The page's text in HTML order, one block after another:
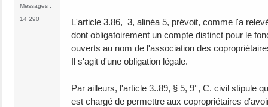
Messages :
14 290
L'article 3.86, 3, alinéa 5, prévoit, comme l'a
dont obligatoirement un compte distinct pour le
ouverts au nom de l'association des
Il s'agit d'une obligation légale.
Par ailleurs, l'article 3..89, § 5, 9°, C. civil stipule
est chargé de permettre aux copropriétaires